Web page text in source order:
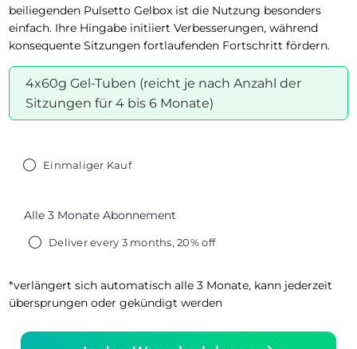
beiliegenden Pulsetto Gelbox ist die Nutzung besonders
einfach. Ihre Hingabe initiiert Verbesserungen, während
konsequente Sitzungen fortlaufenden Fortschritt fördern.
4x60g Gel-Tuben (reicht je nach Anzahl der
Sitzungen für 4 bis 6 Monate)
Einmaliger Kauf
Alle 3 Monate Abonnement
Deliver every 3 months, 20% off
*verlängert sich automatisch alle 3 Monate, kann jederzeit
übersprungen oder gekündigt werden